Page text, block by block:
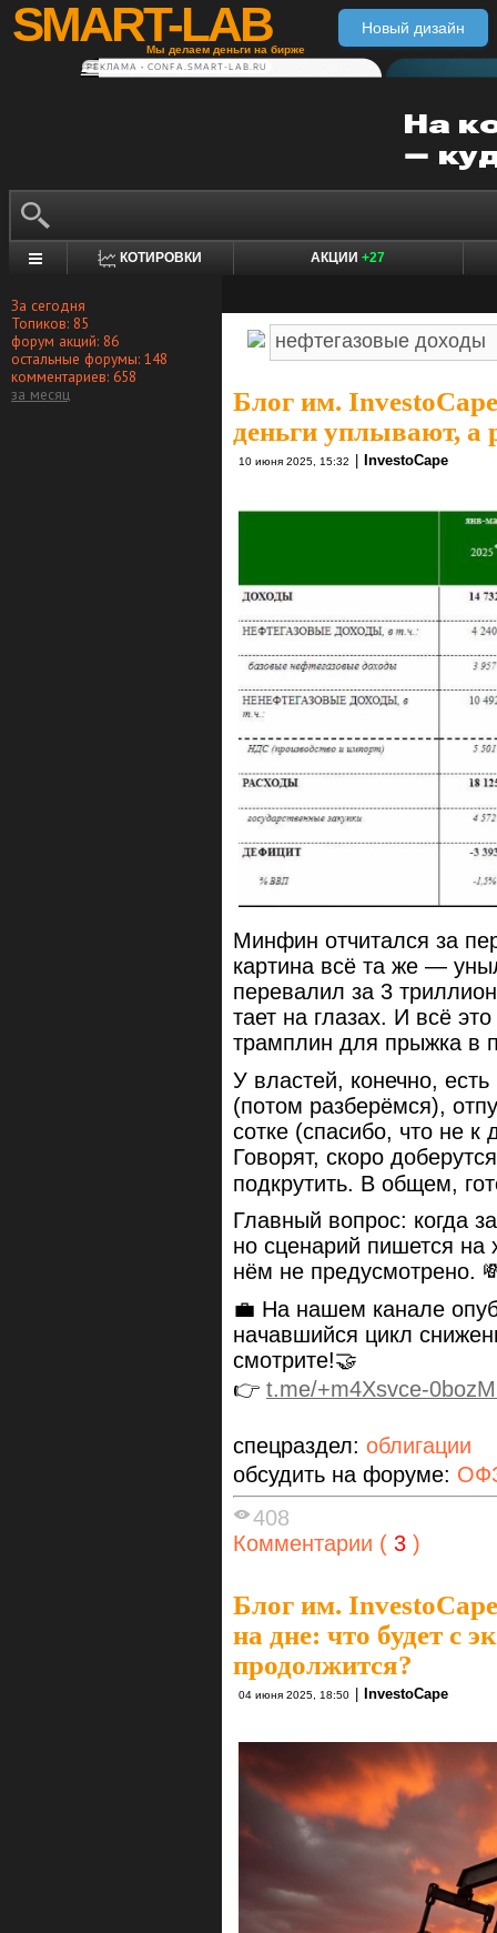
SMART-LAB
Мы делаем деньги на бирже
Новый дизайн
РЕКЛАМА • CONFA.SMART-LAB.RU
КОТИРОВКИ АКЦИИ +27
За сегодня
Топиков: 85
форум акций: 86
остальные форумы: 148
комментариев: 658
за месяц
Блог им. InvestoCape
деньги уплывают, а
10 июня 2025, 15:32 InvestoCape
Минфин отчитался за
картина всё та же —
перевалил за 3
тает на глазах. И всё
трамплин для прыжка в
У властей, конечно,
(потом разберёмся),
сотке (спасибо, что не к
Говорят, скоро
подкрутить. В общем,
Главный вопрос: когда
но сценарий пишется на
нём не предусмотрено.
💼 На нашем канале
начавшийся цикл
смотрите!🤝
👉 t.me/+m4Xsvce-
спецраздел: облигации
обсудить на форуме:
408
Комментарии ( 3 )
Блог им. InvestoCape
на дне: что будет с
продолжится?
04 июня 2025, 18:50 | InvestoCape